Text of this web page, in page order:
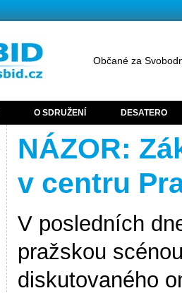
Občané za
O SDRUŽENÍ DESATERO
NÁZOR:
v centru
V posledních
pražskou
diskutovaného